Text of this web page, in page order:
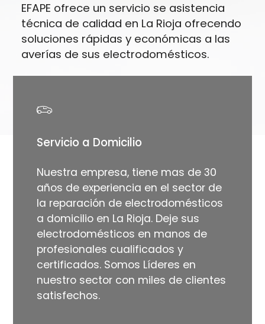
EFAPE ofrece un servicio se asistencia
técnica de calidad en La Rioja ofrecendo
soluciones rápidas y económicas a las
averías de sus electrodomésticos.
Servicio a Domicilio
Nuestra empresa, tiene mas de 30
años de experiencia en el sector de
la reparación de electrodomésticos
a domicilio en La Rioja. Deje sus
electrodomésticos en manos de
profesionales cualificados y
certificados. Somos Líderes en
nuestro sector con miles de clientes
satisfechos.